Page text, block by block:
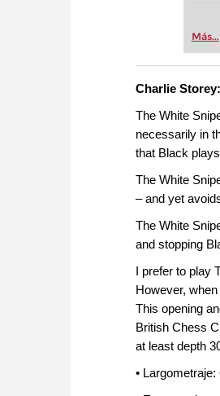
Más...
Charlie
The White
necessarily in
that Black
The White
– and yet
The White
and stopping
I prefer to play
However,
This opening
British Chess
at least depth
•